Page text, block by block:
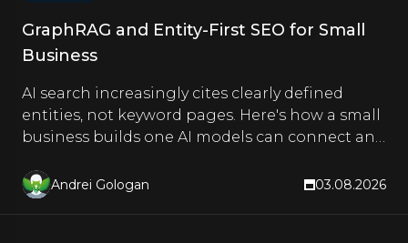
GraphRAG and Entity-First SEO for Small
Business
AI search increasingly cites clearly defined
entities, not keyword pages. Here's how a small
business builds one AI models can connect and
Andrei Gologan 03.08.2026